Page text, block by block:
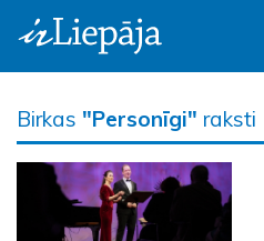
Birkas "Personīgi" raksti